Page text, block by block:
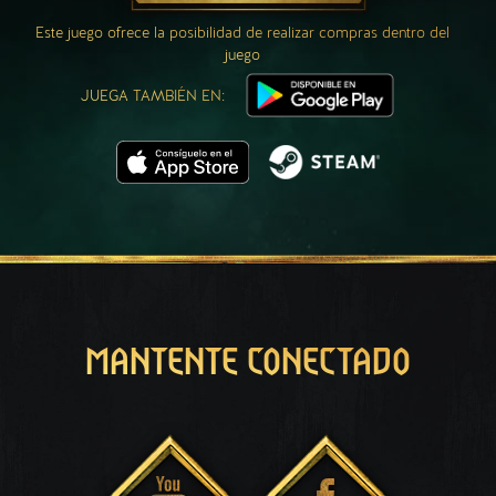
Este juego ofrece la posibilidad de realizar compras dentro del
juego
JUEGA TAMBIÉN EN:
MANTENTE CONECTADO